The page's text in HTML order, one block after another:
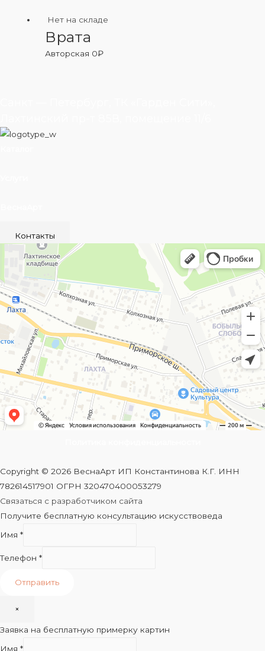
Нет на складе
Врата
Авторская 0₽
Контакты
Copyright © 2026 ВеснаАрт ИП Константинова К.Г. ИНН
782614517901 ОГРН 320470400053279
Связаться с разработчиком сайта
Получите бесплатную консультацию искусствоведа
Имя *
Телефон *
Отправить
×
Заявка на бесплатную примерку картин
Имя *